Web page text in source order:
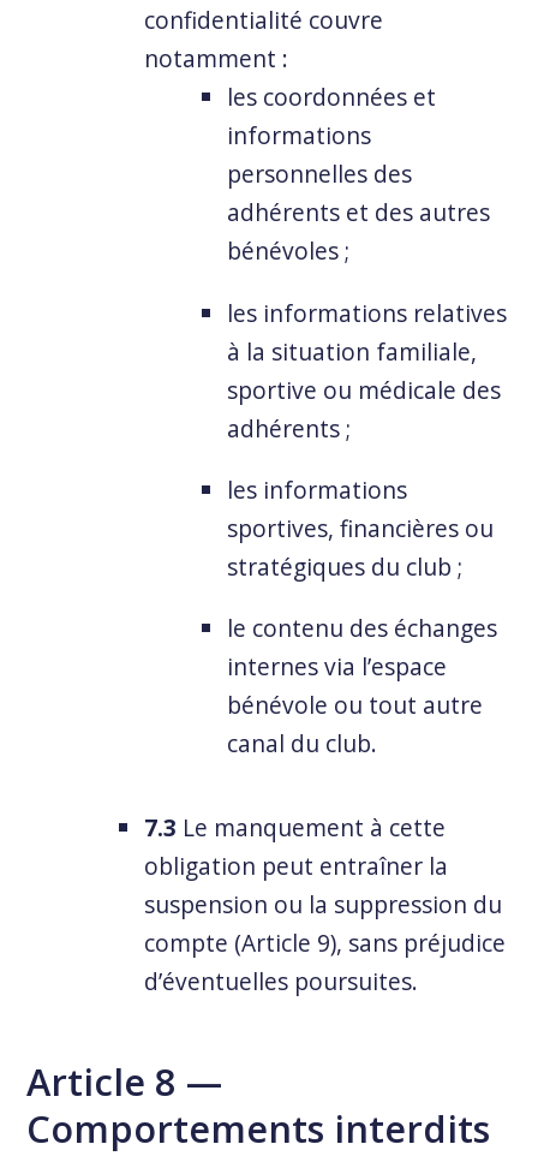
confidentialité couvre
notamment :
les coordonnées et
informations
personnelles des
adhérents et des autres
bénévoles ;
les informations relatives
à la situation familiale,
sportive ou médicale des
adhérents ;
les informations
sportives, financières ou
stratégiques du club ;
le contenu des échanges
internes via l’espace
bénévole ou tout autre
canal du club.
7.3 Le manquement à cette
obligation peut entraîner la
suspension ou la suppression du
compte (Article 9), sans préjudice
d’éventuelles poursuites.
Article 8 —
Comportements interdits